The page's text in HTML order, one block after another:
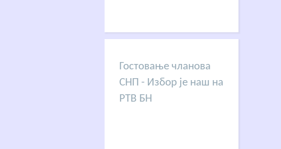
Гостовање чланова
СНП - Избор је наш на
РТВ БН